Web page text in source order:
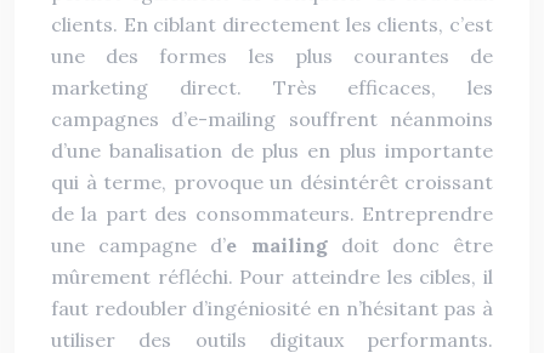
clients. En ciblant directement les clients, c’est
une des formes les plus courantes de
marketing direct. Très efficaces, les
campagnes d’e-mailing souffrent néanmoins
d’une banalisation de plus en plus importante
qui à terme, provoque un désintérêt croissant
de la part des consommateurs. Entreprendre
une campagne d’e mailingdoit donc être
mûrement réfléchi. Pour atteindre les cibles, il
faut redoubler d’ingéniosité en n’hésitant pas à
utiliser des outils digitaux performants.